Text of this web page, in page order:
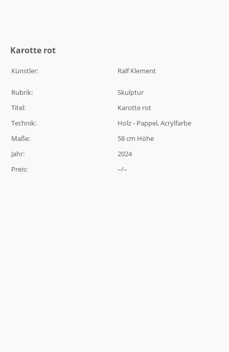
Karotte rot
Künstler: Ralf Klement
Rubrik:
Skulptur
Titel:
Karotte rot
Technik:
Holz - Pappel, Acrylfarbe
Maße:
58 cm Höhe
Jahr:
2024
Preis:
–/–